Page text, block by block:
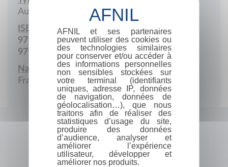
Auto-édition
ISBN :
979-10-976957
979-10-978304
Nationalité :
France
AFNIL et ses partenaires
peuvent utiliser des cookies ou
des technologies similaires
pour conserver et/ou accéder à
des informations personnelles
non sensibles stockées sur
votre terminal (identifiants
uniques, adresse IP, données
de navigation, données de
géolocalisation…), que nous
traitons afin de réaliser des
statistiques d’usage du site,
produire des données
d’audience, analyser et
améliorer l’expérience
utilisateur, développer et
améliorer nos produits.